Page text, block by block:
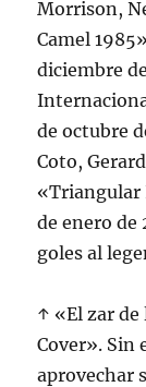
Morrison,
Camel
diciembre
de octubre
Coto,
«Triangular
de enero de
goles al
↑ «El zar de
Cover». Sin
aprovechar